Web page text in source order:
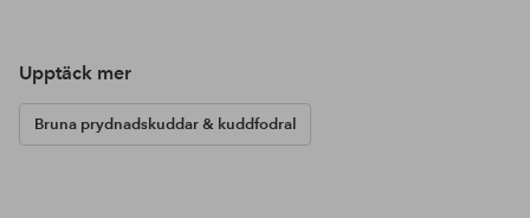
Upptäck mer
Bruna prydnadskuddar & kuddfodral